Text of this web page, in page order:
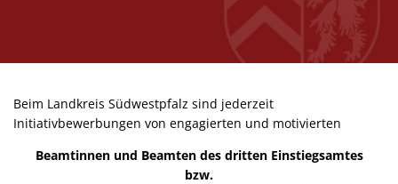
Beim Landkreis Südwestpfalz sind jederzeit
Initiativbewerbungen von engagierten und motivierten
Beamtinnen und Beamten des dritten Einstiegsamtes
bzw.